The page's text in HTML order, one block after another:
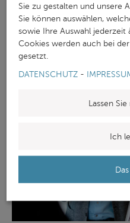
selbstverständlich über
und Sozialkompetenzen.
Sie zu gestalten und unsere
Sie können auswählen,
sowie Ihre Auswahl jederzeit
Cookies werden auch bei
gesetzt.
DATENSCHUTZ -
Lassen
Ich